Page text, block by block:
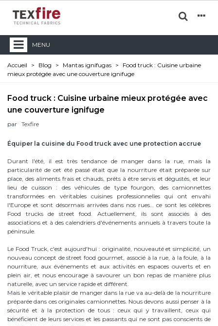
MENU
Accueil > Blog > Mantas ignífugas >
Food truck : Cuisine urbaine
mieux protégée avec une couverture ignifuge
Food truck : Cuisine urbaine mieux protégée avec
une couverture ignifuge
par Texfire
Équiper la cuisine du Food truck avec une protection accrue
Durant l'été, il est très tendance de manger dans la rue, mais la
particularité de cet été passé était que la nourriture était préparée sur
place, des aliments frais et chauds, prêts à être servis et dégustés, et leur
lieu de cuisson : des véhicules de type fourgon, des camionnettes
transformées en véritables cuisines professionnelles qui ont envahi
l'Europe et sont désormais arrivées dans nos rues… ce sont les célèbres
Food trucks de street food. Actuellement, ils sont associés à des
associations et à des calendriers d'événements annuels à travers toute la
péninsule.
Le Food Truck, c'est aujourd'hui : originalité, nouveauté et simplicité, un
nouveau concept de street food gourmet, associé à la rue, à la foule, à la
nourriture, aux événements et aux activités en espaces ouverts et en
plein air, et nous encourage à savourer un bon repas de manière plus
naturelle, avec un service rapide et différent.
Mais le véritable plaisir de manger dans la rue va au-delà de la nourriture
préparée dans ces originales camionnettes. Nous devons aussi penser à la
sécurité et à la protection de tous : ceux qui y travaillent, ceux qui
bénéficient de leurs services et les passants qui ne sont pas conscients de